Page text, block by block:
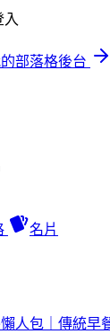
入
部落格後台
名片
人包｜傳統早